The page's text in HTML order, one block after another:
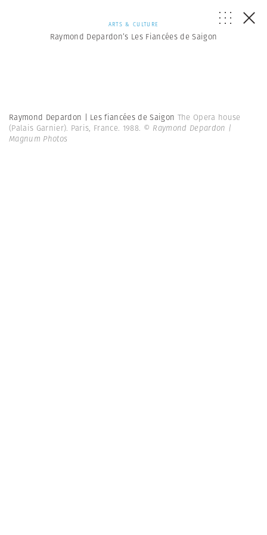
ARTS & CULTURE
Raymond Depardon’s Les Fiancées de Saigon
Raymond Depardon | Les fiancées de Saigon The Opera house
(Palais Garnier). Paris, France. 1988. © Raymond Depardon |
Magnum Photos